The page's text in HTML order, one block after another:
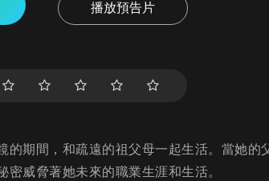
播放預告片
的期間，和疏遠的祖父母一起生活。當她
密威脅著她未來的職業生涯和生活。